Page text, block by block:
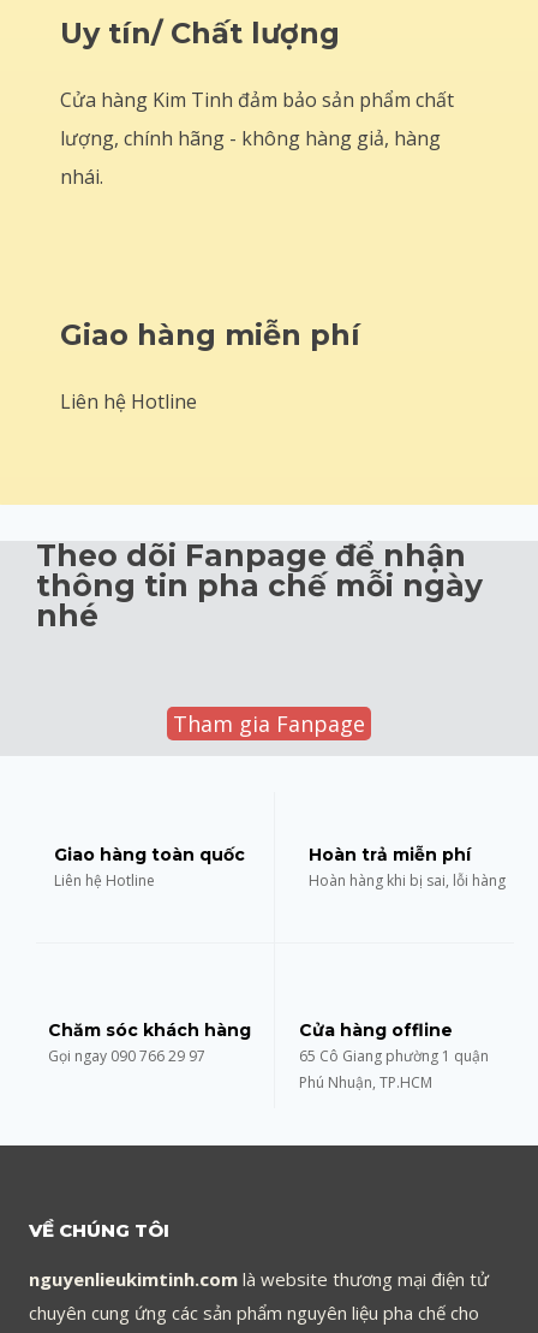
Uy tín/ Chất lượng
Cửa hàng Kim Tinh đảm bảo sản phẩm chất
lượng, chính hãng - không hàng giả, hàng
nhái.
Giao hàng miễn phí
Liên hệ Hotline
Theo dõi Fanpage để nhận
thông tin pha chế mỗi ngày
nhé
Tham gia Fanpage
Giao hàng toàn quốc
Liên hệ Hotline
Hoàn trả miễn phí
Hoàn hàng khi bị sai, lỗi hàng
Chăm sóc khách hàng
Gọi ngay 090 766 29 97
Cửa hàng offline
65 Cô Giang phường 1 quận
Phú Nhuận, TP.HCM
VỀ CHÚNG TÔI
nguyenlieukimtinh.com là website thương mại điện tử
chuyên cung ứng các sản phẩm nguyên liệu pha chế cho